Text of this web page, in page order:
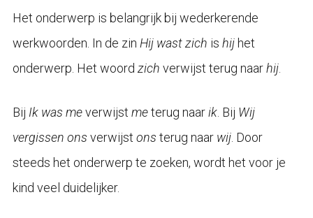
Het onderwerp is belangrijk bij wederkerende
werkwoorden. In de zin Hij wast zich is hijhet
onderwerp. Het woord zich verwijst terug naarhij.
Bij Ik was meverwijst meterug naarik. Bij Wij
vergissen ons verwijst ons terug naar wij. Door
steeds het onderwerp te zoeken, wordt het voor je
kind veel duidelijker.